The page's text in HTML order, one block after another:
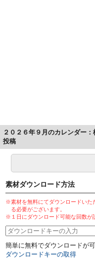
２０２６年９月のカレンダー
投稿
素材ダウンロード方法
※素材を無料にてダウンロードいた
る必要がございます。
※１日にダウンロード可能な回数が
簡単に無料でダウンロードが可
ダウンロードキーの取得